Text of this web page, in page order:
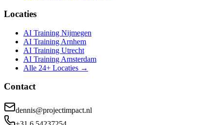
Locaties
AI Training Nijmegen
AI Training Arnhem
AI Training Utrecht
AI Training Amsterdam
Alle 24+ Locaties →
Contact
dennis@projectimpact.nl